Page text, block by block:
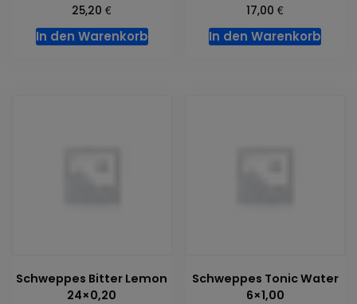
25,20€
In den Warenkorb
17,00€
In den Warenkorb
Schweppes Bitter Lemon
24×0,20
Schweppes Tonic Water
6×1,00